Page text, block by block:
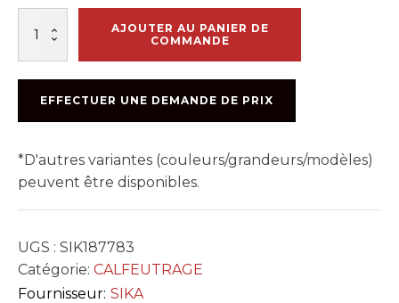
SIKAFLEX
CALCAIRE
300ML
AJOUTER AU PANIER DE
COMMANDE
EFFECTUER UNE DEMANDE DE PRIX
*D'autres variantes (couleurs/grandeurs/modèles)
peuvent être disponibles.
UGS : SIK187783
Catégorie: CALFEUTRAGE
Fournisseur: SIKA